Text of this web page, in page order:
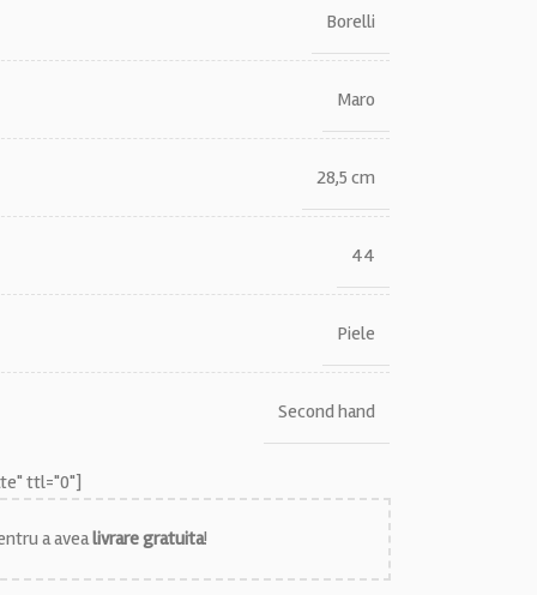
Borelli
Maro
28,5 cm
44
Piele
Second hand
ttl="0"]
a avealivrare gratuita!